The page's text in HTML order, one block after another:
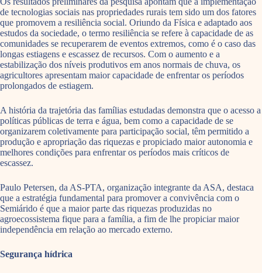
de tecnologias sociais nas propriedades rurais tem sido um dos fatores
que promovem a resiliência social. Oriundo da Física e adaptado aos
estudos da sociedade, o termo resiliência se refere à capacidade de as
comunidades se recuperarem de eventos extremos, como é o caso das
longas estiagens e escassez de recursos. Com o aumento e a
estabilização dos níveis produtivos em anos normais de chuva, os
agricultores apresentam maior capacidade de enfrentar os períodos
prolongados de estiagem.
A história da trajetória das famílias estudadas demonstra que o acesso a
políticas públicas de terra e água, bem como a capacidade de se
organizarem coletivamente para participação social, têm permitido a
produção e apropriação das riquezas e propiciado maior autonomia e
melhores condições para enfrentar os períodos mais críticos de
escassez.
Paulo Petersen, da AS-PTA, organização integrante da ASA, destaca
que a estratégia fundamental para promover a convivência com o
Semiárido é que a maior parte das riquezas produzidas no
agroecossistema fique para a família, a fim de lhe propiciar maior
independência em relação ao mercado externo.
Segurança hídrica